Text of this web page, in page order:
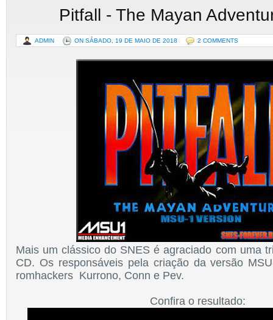
Pitfall - The Mayan
ADMIN ON SÁBADO, 19 DE MAIO DE 2018 2 COMMENTS
Mais um clássico do SNES é agraciado com uma
CD. Os responsáveis pela criação da versão
romhackers Kurrono, Conn e Pev.
Confira o resultado: